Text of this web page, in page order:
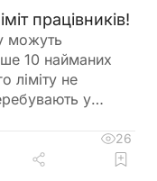
працівників!
можуть
10 найманих
ліміту не
у
Перед
варто
26